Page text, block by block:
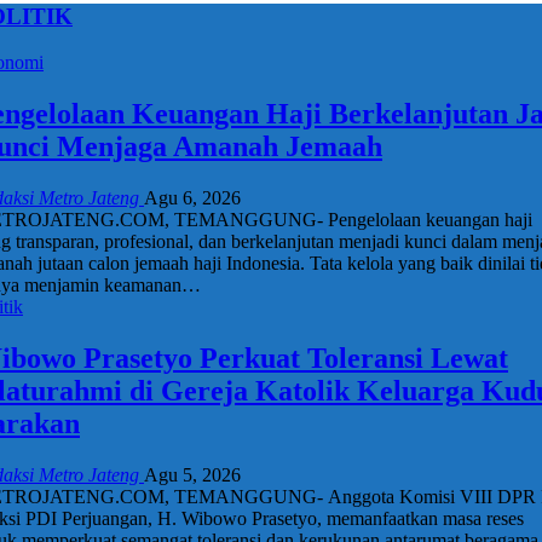
Keuangan Haji Berkelanjutan
Menjaga Amanah Jemaah
Metro Jateng Agu 6, 2026
TEMANGGUNG- Pengelolaan keuangan haji
transparan, profesional, dan berkelanjutan menjadi kunci dalam
jutaan calon jemaah haji Indonesia. Tata kelola yang baik dinilai
menjamin keamanan…
Prasetyo Perkuat Toleransi Lewat
di Gereja Katolik Keluarga
Metro Jateng Agu 5, 2026
TEMANGGUNG- Anggota Komisi VIII DPR
PDI Perjuangan, H. Wibowo Prasetyo, memanfaatkan masa reses